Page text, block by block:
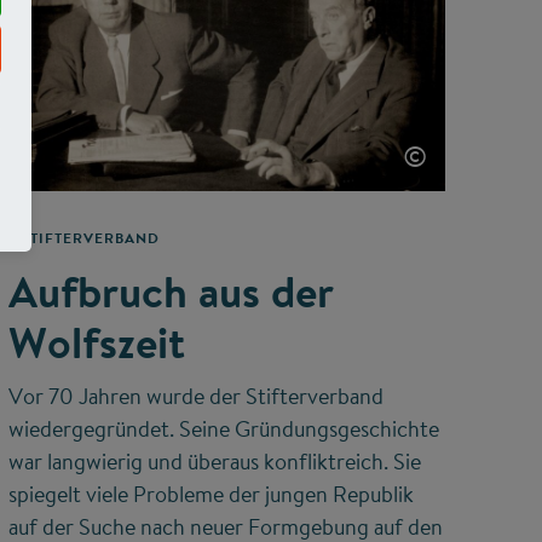
©
STIFTERVERBAND
Aufbruch aus der
Wolfszeit
Vor 70 Jahren wurde der Stifterverband
wiedergegründet. Seine Gründungsgeschichte
war langwierig und überaus konfliktreich. Sie
spiegelt viele Probleme der jungen Republik
auf der Suche nach neuer Formgebung auf den